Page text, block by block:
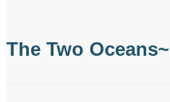
The Two Oceans~